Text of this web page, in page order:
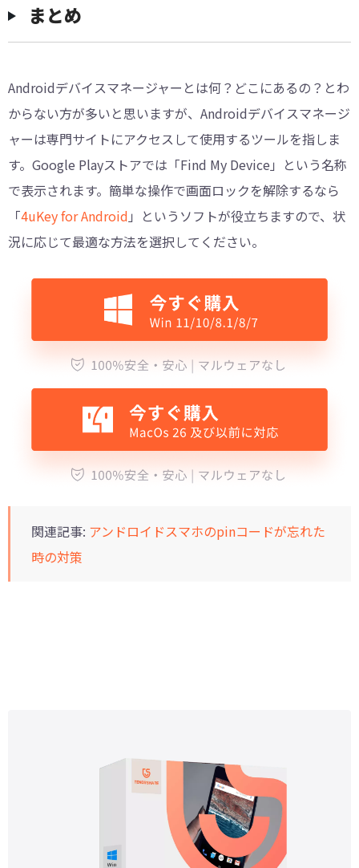
まとめ
Androidデバイスマネージャーとは何？どこにあるの？とわ
からない方が多いと思いますが、Androidデバイスマネージ
ャーは専門サイトにアクセスして使用するツールを指しま
す。Google Playストアでは「Find My Device」という名称
で表示されます。簡単な操作で画面ロックを解除するなら
「4uKey for Android 」というソフトが役立ちますので、状
況に応じて最適な方法を選択してください。
関連記事: アンドロイドスマホのpinコードが忘れた
時の対策